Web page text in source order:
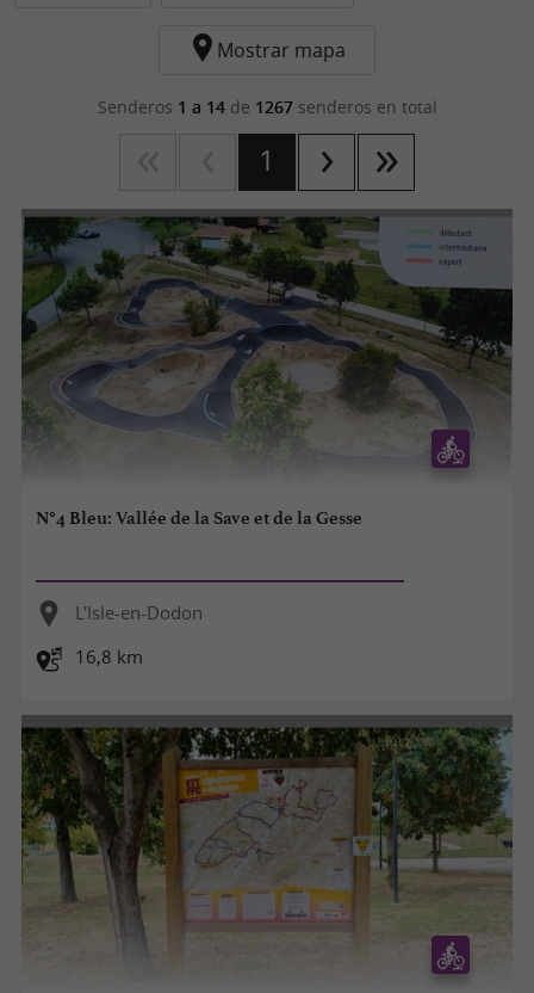
Mostrar mapa
Senderos 1 a 14de 1267senderos en total
1
N°4 Bleu: Vallée de la Save et de la Gesse
L'Isle-en-Dodon
16,8 km